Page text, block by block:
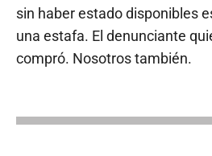
sin haber estado disponibles
una estafa. El denunciante
compró. Nosotros también.